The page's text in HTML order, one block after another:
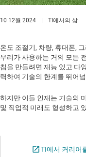
10 12월 2024 TI에서의 삶
온도 조절기, 차량, 휴대폰,
우리가 사용하는 거의 모든
칩을 만들려면 재능 있고 다
력하여 기술의 한계를 뛰어
하지만 이들 인재는 기술의
및 직업적 미래도 형성하고
TI에서 커리어